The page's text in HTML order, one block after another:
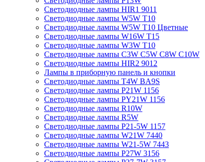
Светодиодные лампы HIR1 9011
Светодиодные лампы W5W T10
Светодиодные лампы W5W T10 Цветные
Светодиодные лампы W16W Т15
Светодиодные лампы W3W T10
Светодиодные лампы C3W C5W C8W C10W
Светодиодные лампы HIR2 9012
Лампы в приборную панель и кнопки
Светодиодные лампы T4W BA9S
Светодиодные лампы P21W 1156
Светодиодные лампы PY21W 1156
Светодиодные лампы R10W
Светодиодные лампы R5W
Светодиодные лампы P21-5W 1157
Светодиодные лампы W21W 7440
Светодиодные лампы W21-5W 7443
Светодиодные лампы P27W 3156